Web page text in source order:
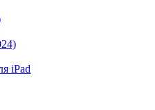
iPad